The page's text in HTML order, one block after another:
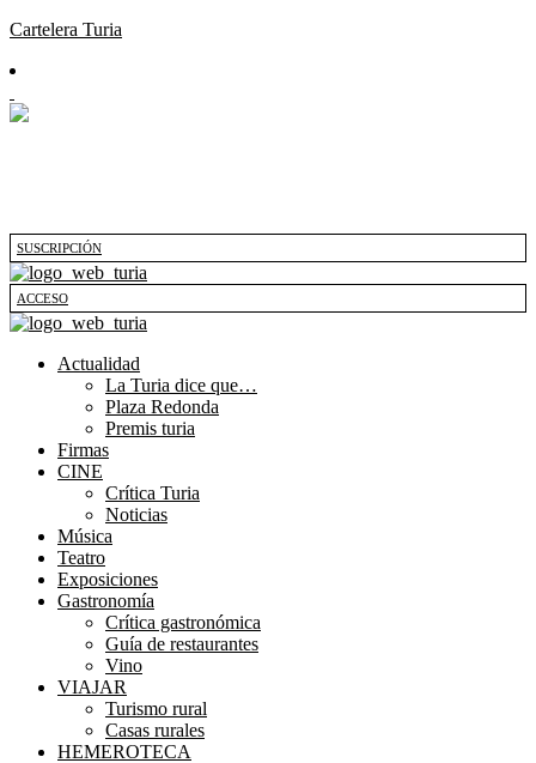
Cartelera Turia
SUSCRIPCIÓN
ACCESO
Actualidad
La Turia dice que…
Plaza Redonda
Premis turia
Firmas
CINE
Crítica Turia
Noticias
Música
Teatro
Exposiciones
Gastronomía
Crítica gastronómica
Guía de restaurantes
Vino
VIAJAR
Turismo rural
Casas rurales
HEMEROTECA